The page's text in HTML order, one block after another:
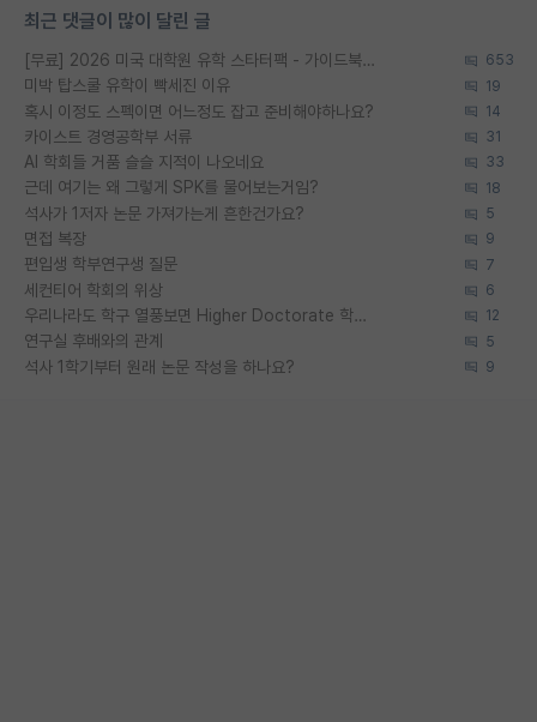
최근 댓글이 많이 달린 글
[무료] 2026 미국 대학원 유학 스타터팩 - 가이드북 & 합격자 컨택메일 템플릿 653
미박 탑스쿨 유학이 빡세진 이유 19
혹시 이정도 스펙이면 어느정도 잡고 준비해야하나요? 14
카이스트 경영공학부 서류 31
AI 학회들 거품 슬슬 지적이 나오네요 33
근데 여기는 왜 그렇게 SPK를 물어보는거임? 18
석사가 1저자 논문 가져가는게 흔한건가요? 5
면접 복장 9
편입생 학부연구생 질문 7
세컨티어 학회의 위상 6
우리나라도 학구 열풍보면 Higher Doctorate 학위가 필요하다고 봅니다. 12
연구실 후배와의 관계 5
석사 1학기부터 원래 논문 작성을 하나요? 9